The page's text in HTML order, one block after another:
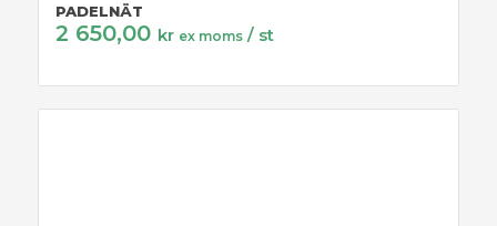
PADELNÄT
2 650,00 kr ex moms / st